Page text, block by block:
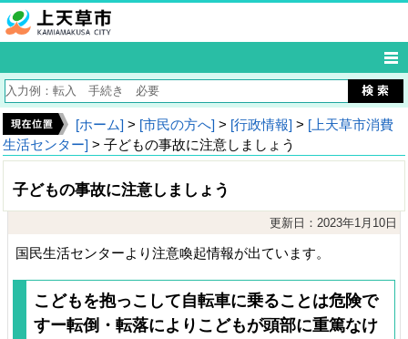
[ホーム] > [市民の方へ] > [行政情報] > [上天草市消費
生活センター] > 子どもの事故に注意しましょう
子どもの事故に注意しましょう
更新日：2023年1月10日
国民生活センターより注意喚起情報が出ています。
こどもを抱っこして自転車に乗ることは危険で
すー転倒・転落によりこどもが頭部に重篤なけ